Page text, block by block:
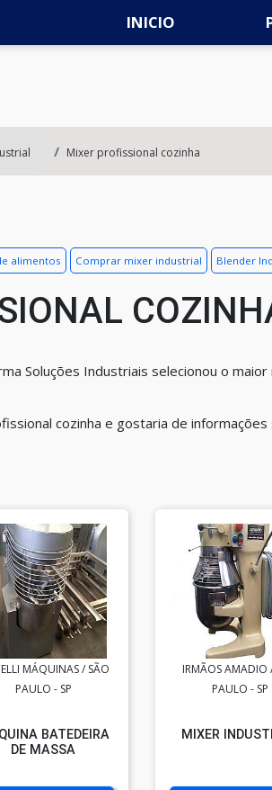
INICIO
Mixer profissional cozinha
alimentos Comprar mixer industrial Blender
Soluções Industriais selecionou o
cozinha e gostaria de
MÁQUINAS / SÃO
PAULO - SP
BATEDEIRA
DE MASSA
IRMÃOS AMADIO
PAULO - SP
MIXER